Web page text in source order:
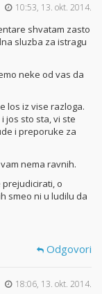
10:53, 13. okt. 2014.
shvatam zasto
sluzba za istragu
neke od vas da
los iz vise razloga.
jos sto sta, vi ste
i preporuke za
nema ravnih.
prejudicirati, o
smeo ni u ludilu da
Odgovori
18:06, 13. okt. 2014.